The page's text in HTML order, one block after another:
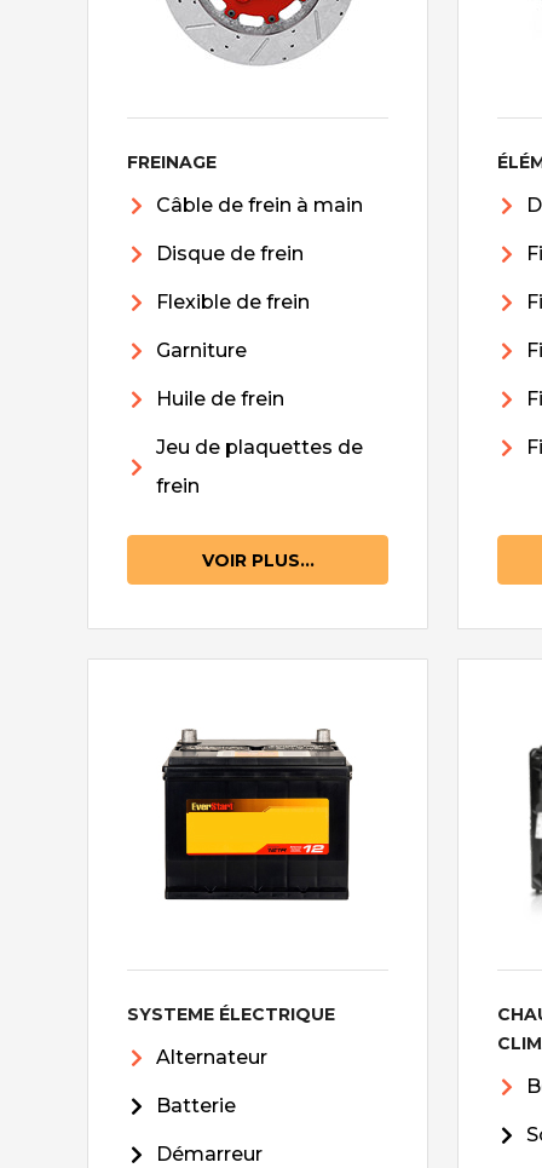
FREINAGE
Câble de frein à main
Disque de frein
Flexible de frein
Garniture
Huile de frein
Jeu de plaquettes de
frein
VOIR PLUS...
SYSTEME ÉLECTRIQUE
Alternateur
Batterie
Démarreur